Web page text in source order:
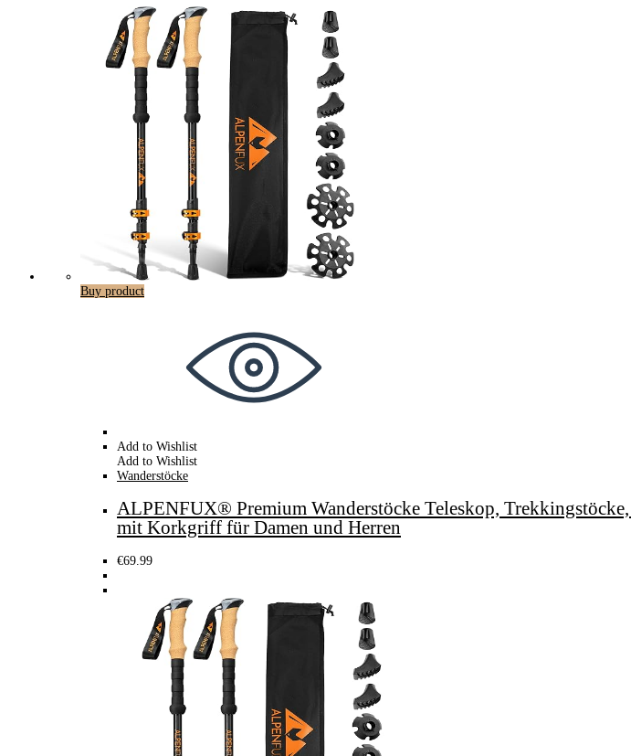
Buy product
Add to Wishlist
Add to Wishlist
Wanderstöcke
ALPENFUX® Premium Wanderstöcke Teleskop,
mit Korkgriff für Damen und Herren
€69.99